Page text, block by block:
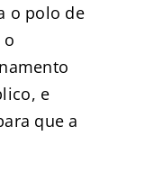
o polo de
o
e
que a